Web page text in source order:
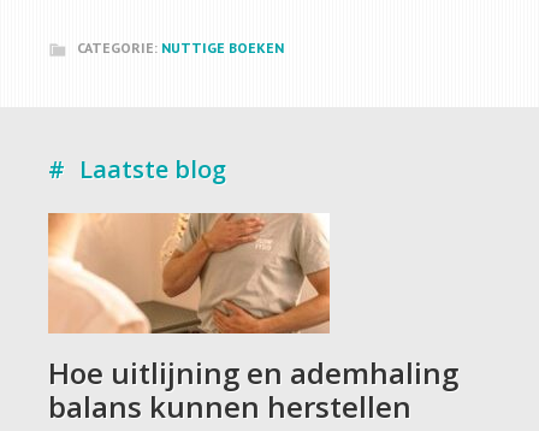
CATEGORIE: NUTTIGE BOEKEN
Laatste blog
Hoe uitlijning en ademhaling
balans kunnen herstellen